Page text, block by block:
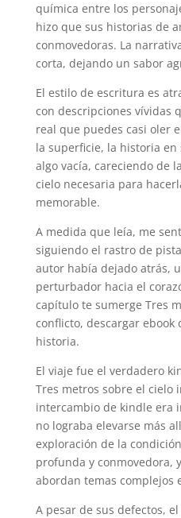
química entre los
hizo que sus historias de
conmovedoras. La
corta, dejando un sabor
El estilo de escritura es
con descripciones vívidas
real que puedes casi oler
la superficie, la historia
algo vacía, careciendo de
cielo necesaria para
memorable.
A medida que leía, me
siguiendo el rastro de
autor había dejado atrás,
perturbador hacia el
capítulo te sumerge Tres
conflicto, descargar
historia.
El viaje fue el verdadero
Tres metros sobre el cielo
intercambio de kindle era
no lograba elevarse más
exploración de la
profunda y conmovedora,
abordan temas complejos
A pesar de sus defectos,